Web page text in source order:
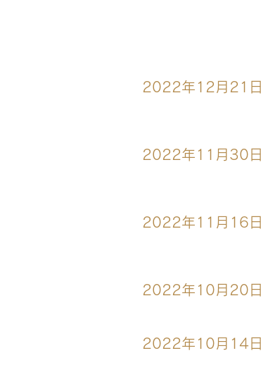
2022年12月21日
2022年11月30日
2022年11月16日
2022年10月20日
2022年10月14日